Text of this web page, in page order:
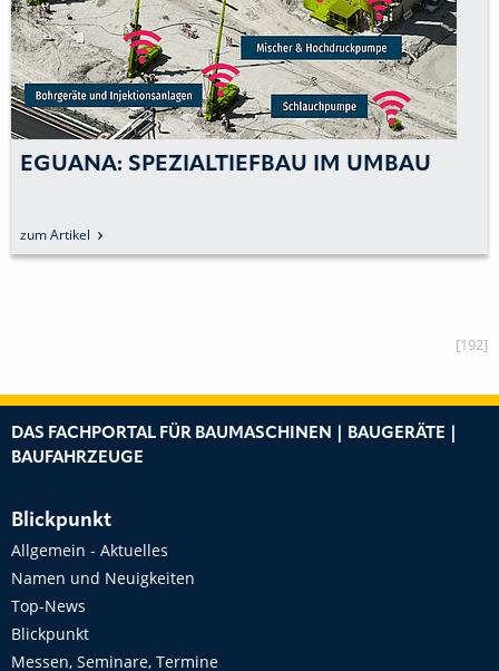
EGUANA: SPEZIALTIEFBAU IM UMBAU
zum Artikel
[192]
DAS FACHPORTAL FÜR BAUMASCHINEN | BAUGERÄTE |
BAUFAHRZEUGE
Blickpunkt
Allgemein - Aktuelles
Namen und Neuigkeiten
Top-News
Blickpunkt
Messen, Seminare, Termine